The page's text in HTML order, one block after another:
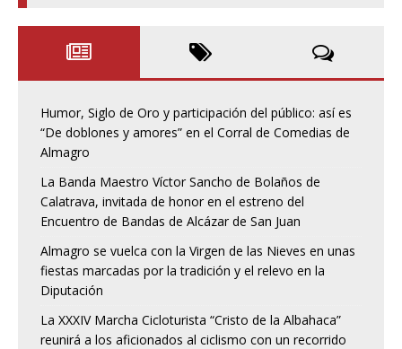
Humor, Siglo de Oro y participación del público: así es
“De doblones y amores” en el Corral de Comedias de
Almagro
La Banda Maestro Víctor Sancho de Bolaños de
Calatrava, invitada de honor en el estreno del
Encuentro de Bandas de Alcázar de San Juan
Almagro se vuelca con la Virgen de las Nieves en unas
fiestas marcadas por la tradición y el relevo en la
Diputación
La XXXIV Marcha Cicloturista “Cristo de la Albahaca”
reunirá a los aficionados al ciclismo con un recorrido